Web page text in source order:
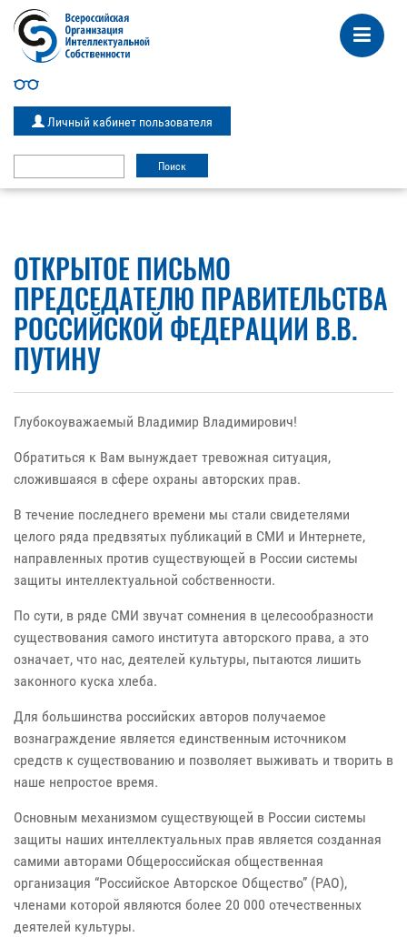
Личный кабинет пользователя
ОТКРЫТОЕ ПИСЬМО
ПРЕДСЕДАТЕЛЮ ПРАВИТЕЛЬСТВА
РОССИЙСКОЙ ФЕДЕРАЦИИ В.В.
ПУТИНУ
Глубокоуважаемый Владимир Владимирович!
Обратиться к Вам вынуждает тревожная ситуация,
сложившаяся в сфере охраны авторских прав.
В течение последнего времени мы стали свидетелями
целого ряда предвзятых публикаций в СМИ и Интернете,
направленных против существующей в России системы
защиты интеллектуальной собственности.
По сути, в ряде СМИ звучат сомнения в целесообразности
существования самого института авторского права, а это
означает, что нас, деятелей культуры, пытаются лишить
законного куска хлеба.
Для большинства российских авторов получаемое
вознаграждение является единственным источником
средств к существованию и позволяет выживать и творить в
наше непростое время.
Основным механизмом существующей в России системы
защиты наших интеллектуальных прав является созданная
самими авторами Общероссийская общественная
организация “Российское Авторское Общество” (РАО),
членами которой являются более 20 000 отечественных
деятелей культуры.